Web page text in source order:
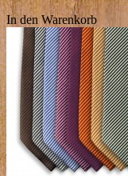
In den Warenkorb